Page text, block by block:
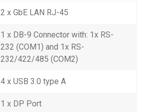
2 x GbE LAN RJ-45
1 x DB-9 Connector with: 1x RS-
232 (COM1) and 1x RS-
232/422/485 (COM2)
4 x USB 3.0 type A
1 x DP Port